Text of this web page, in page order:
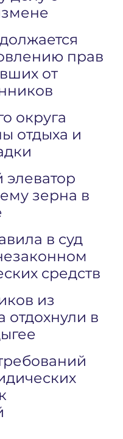
прав
от
округа
отдыха и
элеватор
зерна в
в суд
средств
из
отдохнули в